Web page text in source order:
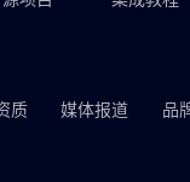
质 媒体报道 品